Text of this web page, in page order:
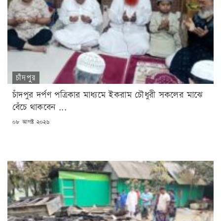
চাঁদপুর
চাঁদপুর দর্পণ পত্রিকার মাধ্যমে ইকরাম চৌধুরী সকলের মাঝে
বেঁচে থাকবেন ...
POSTED
০৮ আগষ্ট ২০২৬